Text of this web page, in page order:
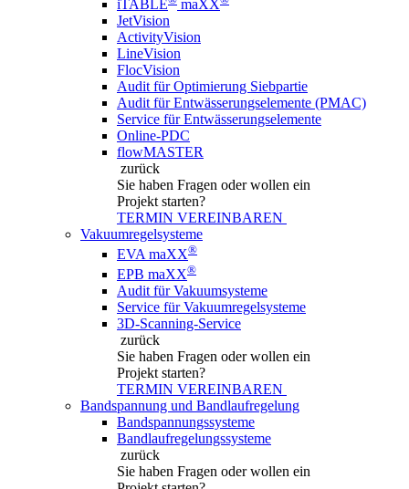
iTABLE
maXX
JetVision
ActivityVision
LineVision
FlocVision
Audit für Optimierung Siebpartie
Audit für Entwässerungselemente (PMAC)
Service für Entwässerungselemente
Online-PDC
flowMASTER
zurück
Sie haben Fragen oder wollen ein
Projekt starten?
TERMIN VEREINBAREN
Vakuumregelsysteme
EVA maXX®
EPB maXX®
Audit für Vakuumsysteme
Service für Vakuumregelsysteme
3D-Scanning-Service
zurück
Sie haben Fragen oder wollen ein
Projekt starten?
TERMIN VEREINBAREN
Bandspannung und Bandlaufregelung
Bandspannungssysteme
Bandlaufregelungssysteme
zurück
Sie haben Fragen oder wollen ein